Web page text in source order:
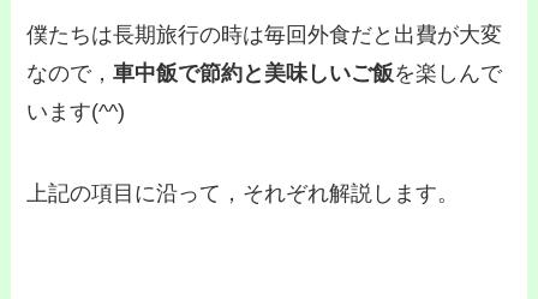
僕たちは長期旅行の時は毎回外食だと出費が大変
なので，車中飯で節約と美味しいご飯を楽しんで
います(^^)
上記の項目に沿って，それぞれ解説します。